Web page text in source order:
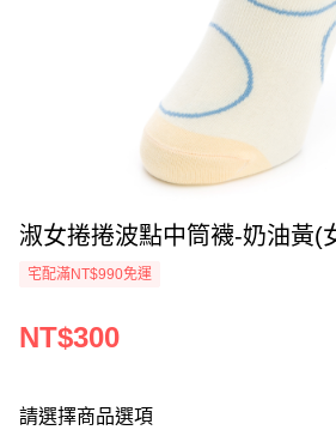
淑女捲捲波點中筒襪-奶油黃(
宅配滿NT$990免運
NT$300
請選擇商品選項